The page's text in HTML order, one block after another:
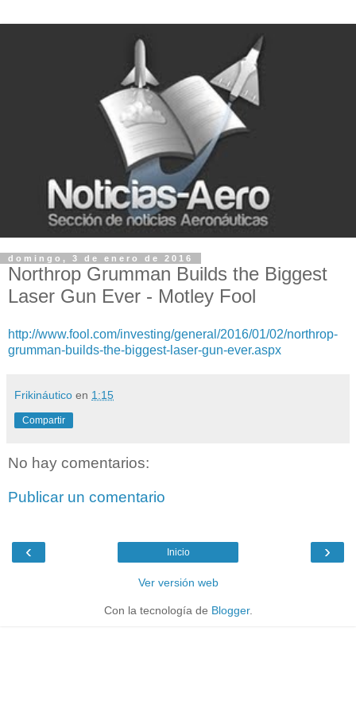
domingo, 3 de enero de 2016
Northrop Grumman Builds the Biggest
Laser Gun Ever - Motley Fool
http://www.fool.com/investing/general/2016/01/02/northrop-
grumman-builds-the-biggest-laser-gun-ever.aspx
Frikináutico en 1:15
Compartir
No hay comentarios:
Publicar un comentario
‹ ›
Inicio
Ver versión web
Con la tecnología de Blogger.